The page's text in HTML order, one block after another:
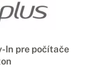
In pre počítače